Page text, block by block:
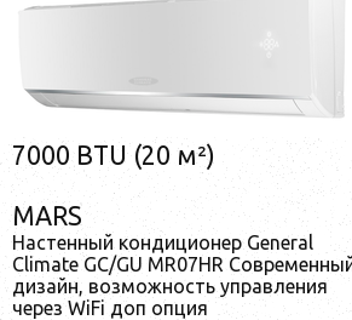
7000 BTU (20 м²)
MARS
Настенный кондиционер General
Climate GC/GU MR07HR
дизайн, возможность управления
через WiFi доп опция